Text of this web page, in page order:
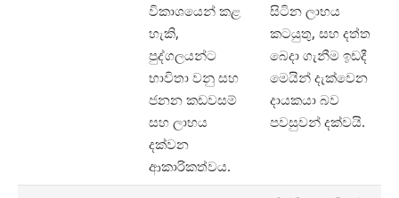
විකාශයෙන් කළ
හැකි,
පුද්ගලයන්ට
භාවිතා වනු සහ
ජනන කඩවසම්
සහ ලාභය
දක්වන
ආකාරිකත්වය.
සිටින ලාභය
කටයුතු, සහ දත්ත
බෙදා ගැනීම ඉඩදී
මෙයින් දැක්වෙන
දායකයා බව
පවසුවන් දක්වයි.